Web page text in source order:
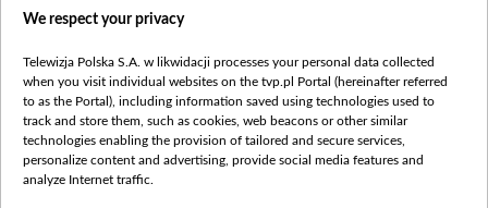
Правілы выкарыстання матэрыялаў
Бяспека
Youtube
Белсат news
Белсат Shorts
We respect your privacy
Telewizja Polska S.A. w likwidacji processes your personal data collected
when you visit individual websites on the tvp.pl Portal (hereinafter referred
to as the Portal), including information saved using technologies used to
track and store them, such as cookies, web beacons or other similar
technologies enabling the provision of tailored and secure services,
personalize content and advertising, provide social media features and
analyze Internet traffic.